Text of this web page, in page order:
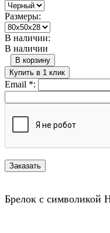
Размеры:
В наличии:
В наличии
В корзину
Купить в 1 клик
Email *:
Брелок с